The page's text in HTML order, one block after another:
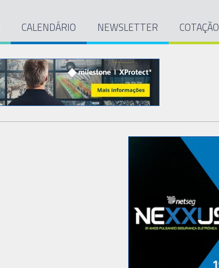
CALENDÁRIO NEWSLETTER COTAÇÃO